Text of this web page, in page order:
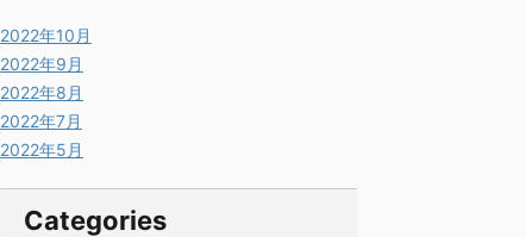
2022年10月
2022年9月
2022年8月
2022年7月
2022年5月
Categories